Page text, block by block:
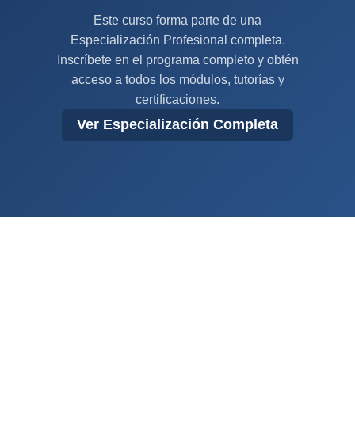
Este curso forma parte de una
Especialización Profesional completa.
Inscríbete en el programa completo y obtén
acceso a todos los módulos, tutorías y
certificaciones.
Ver Especialización Completa